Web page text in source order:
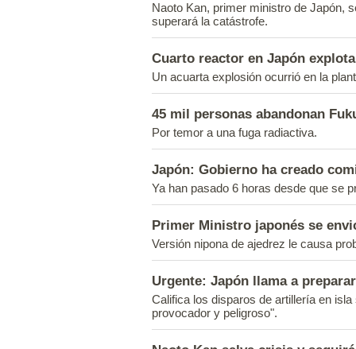
Naoto Kan, primer ministro de Japón,
superará la catástrofe.
Cuarto reactor en Japón explota
Un acuarta explosión ocurrió en la
45 mil personas abandonan
Por temor a una fuga radiactiva.
Japón: Gobierno ha creado
Ya han pasado 6 horas desde que se
Primer Ministro japonés se
Versión nipona de ajedrez le causa
Urgente: Japón llama a
Califica los disparos de artillería en
provocador y peligroso".